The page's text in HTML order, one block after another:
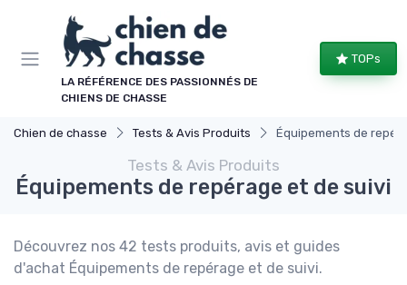
LA RÉFÉRENCE DES PASSIONNÉS DE
CHIENS DE CHASSE
TOPs
Chien de chasse Tests & Avis Produits Équipements de
Tests & Avis Produits
Équipements de repérage et de suivi
Découvrez nos 42 tests produits, avis et guides
d'achat Équipements de repérage et de suivi.
Panneau de gestion des cookies